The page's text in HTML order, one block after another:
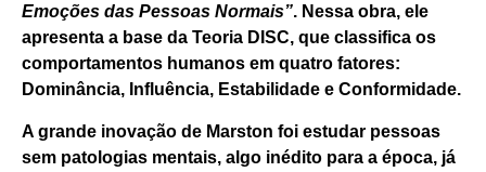
Emoções das Pessoas Normais”. Nessa obra, ele
apresenta a base da Teoria DISC, que classifica os
comportamentos humanos em quatro fatores:
Dominância, Influência, Estabilidade e Conformidade.
A grande inovação de Marston foi estudar pessoas
sem patologias mentais, algo inédito para a época, já